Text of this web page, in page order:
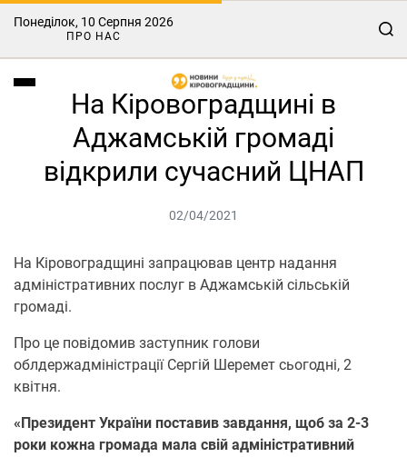
Понеділок, 10 Серпня 2026
ПРО НАС
На Кіровоградщині в
Аджамській громаді
відкрили сучасний ЦНАП
02/04/2021
На Кіровоградщині запрацював центр надання
адміністративних послуг в Аджамській сільській
громаді.
Про це повідомив заступник голови
облдержадміністрації Сергій Шеремет сьогодні, 2
квітня.
«Президент України поставив завдання, щоб за 2-3
роки кожна громада мала свій адміністративний